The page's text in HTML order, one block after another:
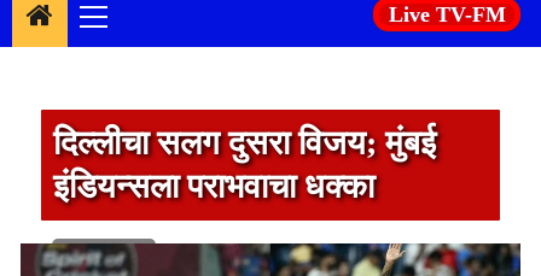
Primary
Menu
Live TV-FM
दिल्लीचा सलग दुसरा विजय; मुंबई
इंडियन्सला पराभवाचा धक्का
1 min read